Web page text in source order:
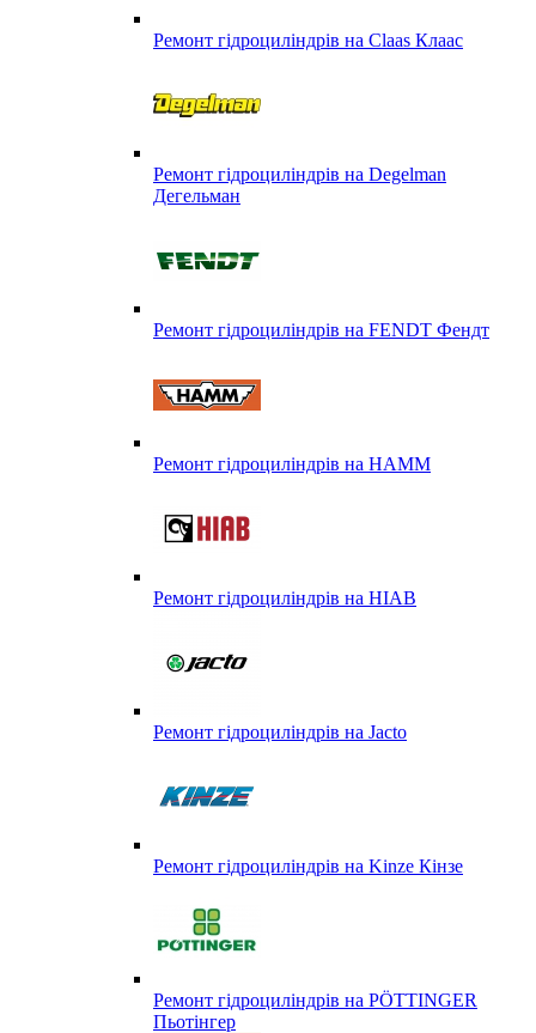
Ремонт гідроциліндрів на Claas Клаас
Ремонт гідроциліндрів на Degelman
Дегельман
Ремонт гідроциліндрів на FENDT Фендт
Ремонт гідроциліндрів на HAMM
Ремонт гідроциліндрів на HIAB
Ремонт гідроциліндрів на Jacto
Ремонт гідроциліндрів на Kinze Кінзе
Ремонт гідроциліндрів на PÖTTINGER
Пьотінгер